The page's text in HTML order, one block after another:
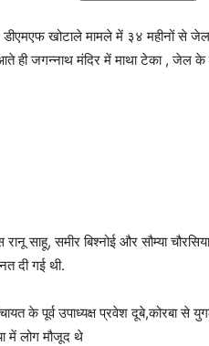
डीएमएफ खोटाले मामले में ३४ महीनों से
जगन्नाथ मंदिर में माथा टेका , जेल के
साहू, समीर बिश्नोई और सौम्या
दी गई थी.
के पूर्व उपाध्यक्ष प्रवेश दूबे,कोरबा से
में लोग मौजूद थे